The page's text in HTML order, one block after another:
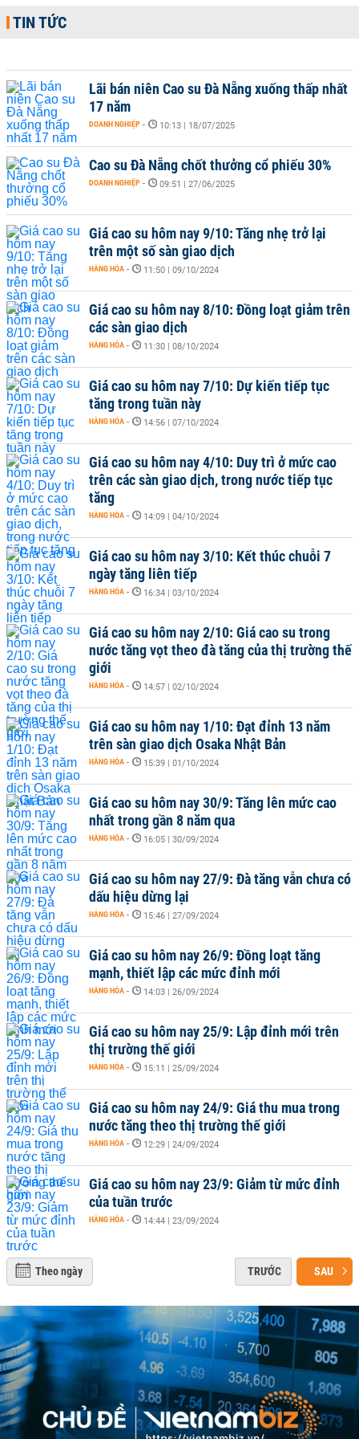
TIN TỨC
Lãi bán niên Cao su Đà Nẵng xuống thấp nhất
17 năm
DOANH NGHIỆP - 10:13 | 18/07/2025
Cao su Đà Nẵng chốt thưởng cổ phiếu 30%
DOANH NGHIỆP - 09:51 | 27/06/2025
Giá cao su hôm nay 9/10: Tăng nhẹ trở lại
trên một số sàn giao dịch
HÀNG HÓA - 11:50 | 09/10/2024
Giá cao su hôm nay 8/10: Đồng loạt giảm trên
các sàn giao dịch
HÀNG HÓA - 11:30 | 08/10/2024
Giá cao su hôm nay 7/10: Dự kiến tiếp tục
tăng trong tuần này
HÀNG HÓA - 14:56 | 07/10/2024
Giá cao su hôm nay 4/10: Duy trì ở mức cao
trên các sàn giao dịch, trong nước tiếp tục
tăng
HÀNG HÓA - 14:09 | 04/10/2024
Giá cao su hôm nay 3/10: Kết thúc chuỗi 7
ngày tăng liên tiếp
HÀNG HÓA - 16:34 | 03/10/2024
Giá cao su hôm nay 2/10: Giá cao su trong
nước tăng vọt theo đà tăng của thị trường thế
giới
HÀNG HÓA - 14:57 | 02/10/2024
Giá cao su hôm nay 1/10: Đạt đỉnh 13 năm
trên sàn giao dịch Osaka Nhật Bản
HÀNG HÓA - 15:39 | 01/10/2024
Giá cao su hôm nay 30/9: Tăng lên mức cao
nhất trong gần 8 năm qua
HÀNG HÓA - 16:05 | 30/09/2024
Giá cao su hôm nay 27/9: Đà tăng vẫn chưa có
dấu hiệu dừng lại
HÀNG HÓA - 15:46 | 27/09/2024
Giá cao su hôm nay 26/9: Đồng loạt tăng
mạnh, thiết lập các mức đỉnh mới
HÀNG HÓA - 14:03 | 26/09/2024
Giá cao su hôm nay 25/9: Lập đỉnh mới trên
thị trường thế giới
HÀNG HÓA - 15:11 | 25/09/2024
Giá cao su hôm nay 24/9: Giá thu mua trong
nước tăng theo thị trường thế giới
HÀNG HÓA - 12:29 | 24/09/2024
Giá cao su hôm nay 23/9: Giảm từ mức đỉnh
của tuần trước
HÀNG HÓA - 14:44 | 23/09/2024
Theo ngày TRƯỚC SAU